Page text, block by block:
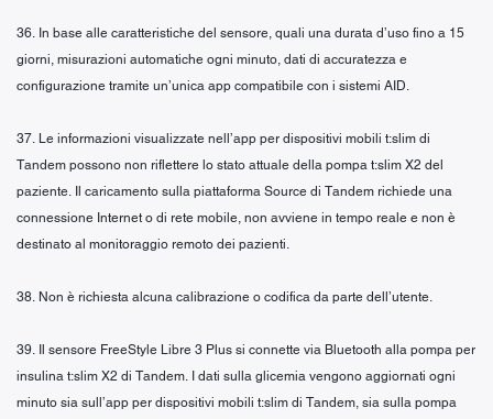
36. In base alle caratteristiche del sensore, quali una durata d’uso fino a 15
giorni, misurazioni automatiche ogni minuto, dati di accuratezza e
configurazione tramite un’unica app compatibile con i sistemi AID.
37. Le informazioni visualizzate nell’app per dispositivi mobili t:slim di
Tandem possono non riflettere lo stato attuale della pompa t:slim X2 del
paziente. Il caricamento sulla piattaforma Source di Tandem richiede una
connessione Internet o di rete mobile, non avviene in tempo reale e non è
destinato al monitoraggio remoto dei pazienti.
38. Non è richiesta alcuna calibrazione o codifica da parte dell’utente.
39. Il sensore FreeStyle Libre 3 Plus si connette via Bluetooth alla pompa per
insulina t:slim X2 di Tandem. I dati sulla glicemia vengono aggiornati ogni
minuto sia sull’app per dispositivi mobili t:slim di Tandem, sia sulla pompa